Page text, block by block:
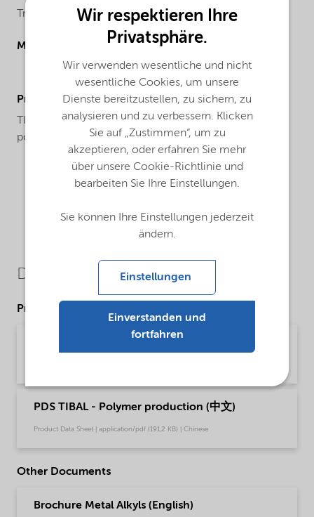
Triisobutylaluminum
Molecular drawing
ProductApplications
TIBAL is used as a cocatalyst in the Ziegler-Natta
polymerization of olefins.
Downloads
Product Data Sheets
PDS TIBAL - Polymer production (中文)
Product Data Sheet | application/pdf (191,2 KB) | Chinese
Other Documents
Brochure Metal Alkyls (English)
Wir respektieren Ihre
Privatsphäre.
Wir verwenden wesentliche und nicht
wesentliche Cookies, um unsere
Dienste bereitzustellen, zu sichern, zu
analysieren und zu verbessern. Klicken
Sie auf „Zustimmen“, um zu
akzeptieren, oder erfahren Sie mehr
über unsere Cookie-Richtlinie und
bearbeiten Sie Ihre Einstellungen.
Sie können Ihre Einstellungen jederzeit
ändern.
Einstellungen
Einverstanden und
fortfahren